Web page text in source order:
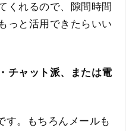
くれるので、隙間時間
っと活用できたらいい
ャット派、または電
。もちろんメールも